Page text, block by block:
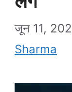
जून 11,
Sharma